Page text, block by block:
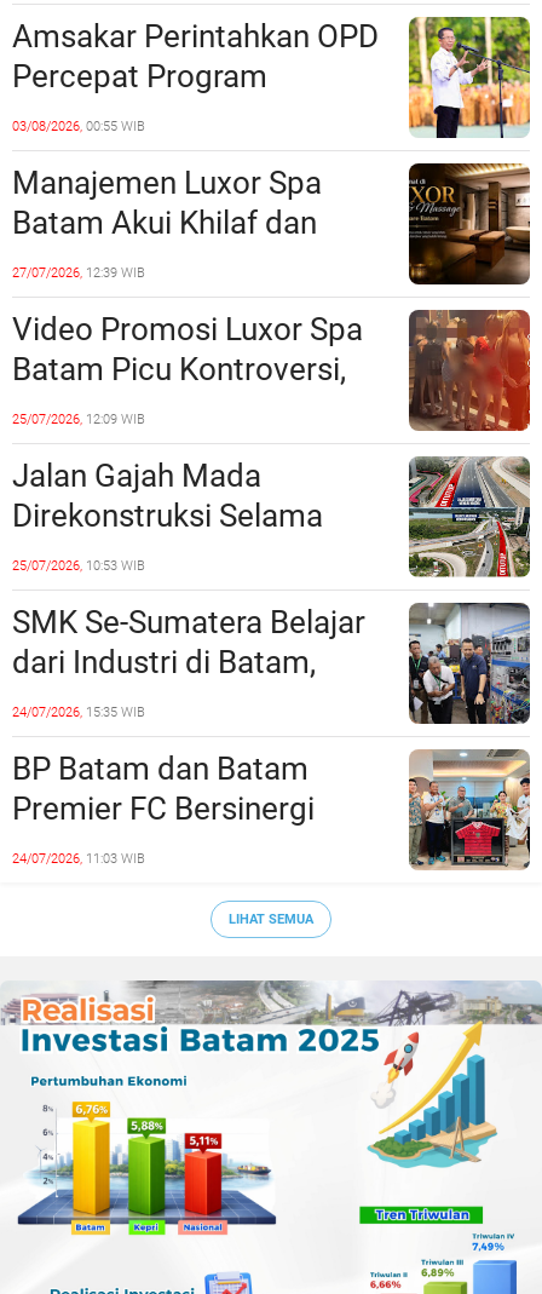
Unsur Pelanggaran Hukum
Amsakar Perintahkan OPD
Percepat Program
Prioritas, Targetkan
Realisasi Pembangunan
Lampaui 50 Persen
03/08/2026, 00:55 WIB
Manajemen Luxor Spa
Batam Akui Khilaf dan
Minta Maaf, Konten
Langsung Di-Takedown
27/07/2026, 12:39 WIB
Video Promosi Luxor Spa
Batam Picu Kontroversi,
Dinilai Bermuatan Sensual
25/07/2026, 12:09 WIB
Jalan Gajah Mada
Direkonstruksi Selama
Empat Minggu, Ini Skema
Rekayasa Lalu Lintasnya
25/07/2026, 10:53 WIB
SMK Se-Sumatera Belajar
dari Industri di Batam,
Siapkan Lulusan Siap Kerja
Era Digital
24/07/2026, 15:35 WIB
BP Batam dan Batam
Premier FC Bersinergi
Cetak Generasi Emas
24/07/2026, 11:03 WIB
LIHAT SEMUA